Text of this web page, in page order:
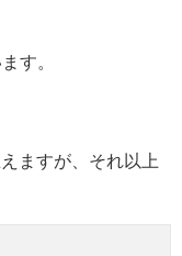
す。
ますが、それ以上